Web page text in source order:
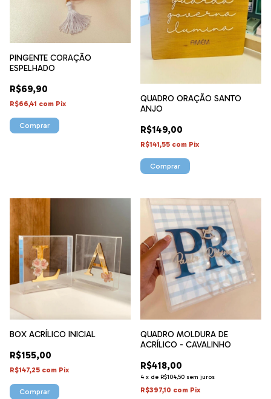
PINGENTE CORAÇÃO
ESPELHADO
R$69,90
R$66,41 com Pix
Comprar
QUADRO ORAÇÃO SANTO
ANJO
R$149,00
R$141,55 com Pix
Comprar
BOX ACRÍLICO INICIAL
R$155,00
R$147,25 com Pix
QUADRO MOLDURA DE
ACRÍLICO - CAVALINHO
R$418,00
4 x de R$104,50 sem juros
R$397,10 com Pix